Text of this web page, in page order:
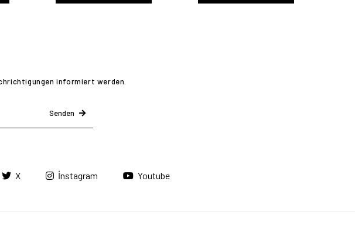
informiert werden.
Senden
X İnstagram Youtube